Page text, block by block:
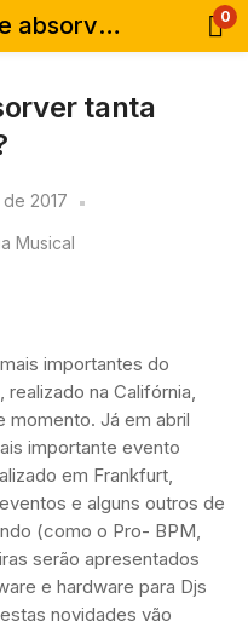
O mercado pode absorver tanta tecnologia para DJs? 0
tanta
2017
Musical
importantes do
realizado na Califórnia,
momento. Já em abril
importante evento
em Frankfurt,
e alguns outros de
(como o Pro- BPM,
serão apresentados
e hardware para Djs
novidades vão